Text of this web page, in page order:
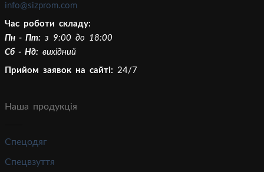
info@sizprom.com
Час роботи складу:
Пн - Пт: з 9:00 до 18:00
Сб - Нд: вихідний
Прийом заявок на сайті: 24/7
Наша продукція
Спецодяг
Спецвзуття